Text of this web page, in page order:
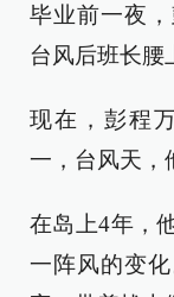
毕业前一夜
台风后班长
现在，彭程
一，台风天，
在岛上4年，
一阵风的变